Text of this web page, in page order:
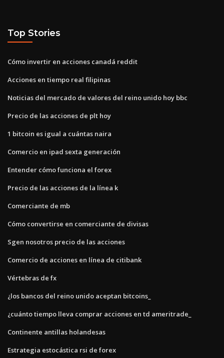
Top Stories
Cómo invertir en acciones canadá reddit
Acciones en tiempo real filipinas
Noticias del mercado de valores del reino unido hoy bbc
Precio de las acciones de plt hoy
1 bitcoin es igual a cuántas naira
Comercio en ipad sexta generación
Entender cómo funciona el forex
Precio de las acciones de la línea k
Comerciante de mb
Cómo convertirse en comerciante de divisas
Sgen nosotros precio de las acciones
Comercio de acciones en línea de citibank
Vértebras de fx
¿los bancos del reino unido aceptan bitcoins_
¿cuánto tiempo lleva comprar acciones en td ameritrade_
Continente antillas holandesas
Estrategia estocástica rsi de forex